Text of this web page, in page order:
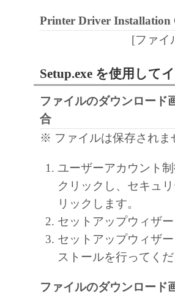
(2) お客様は、上記(1)
するためのバックアッ
(3) 上記(1)および(2)に
と黙示たるとを問わず
るいは許諾されるもの
(1) お客様は、再使用許
くは貸与その他の方法
ア」を使用させること
(2) お客様は、「本ソフ
正、改変、逆コンパイ
エンジニアリング等す
このような行為をさせ
Printer Driver Installation
[ファイ
Setup.exe を使用して
ファイルのダウンロード
合
※ ファイルは保存されま
ユーザーアカウント
クリックし、セキュ
リックします。
セットアップウィザー
セットアップウィザ
ストールを行ってくだ
ファイルのダウンロード